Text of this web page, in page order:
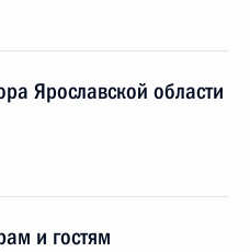
Ярославской области
и гостям